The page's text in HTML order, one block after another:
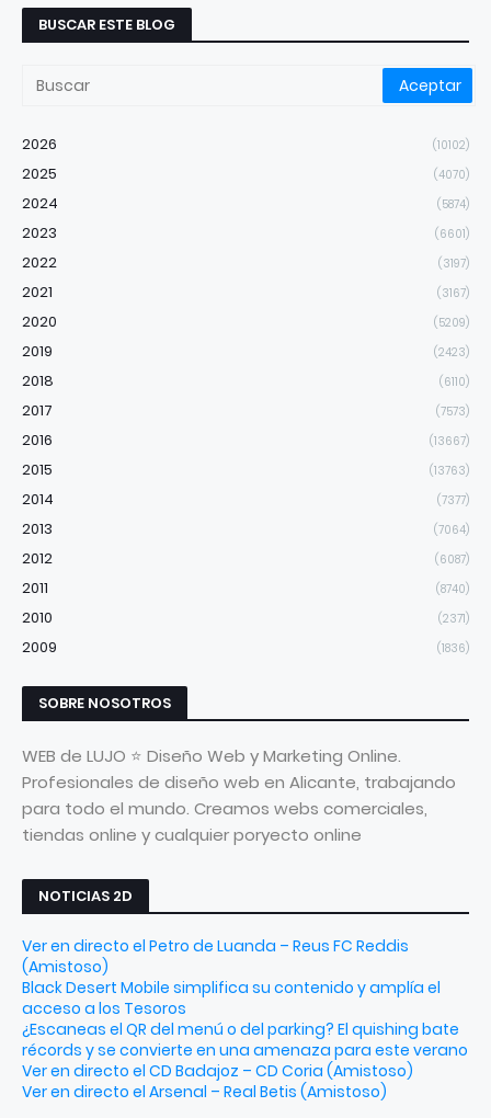
BUSCAR ESTE BLOG
2026 (10102)
2025 (4070)
2024 (5874)
2023 (6601)
2022 (3197)
2021 (3167)
2020 (5209)
2019 (2423)
2018 (6110)
2017 (7573)
2016 (13667)
2015 (13763)
2014 (7377)
2013 (7064)
2012 (6087)
2011 (8740)
2010 (2371)
2009 (1836)
SOBRE NOSOTROS
WEB de LUJO ⭐ Diseño Web y Marketing Online.
Profesionales de diseño web en Alicante, trabajando
para todo el mundo. Creamos webs comerciales,
tiendas online y cualquier poryecto online
NOTICIAS 2D
Ver en directo el Petro de Luanda – Reus FC Reddis
(Amistoso)
Black Desert Mobile simplifica su contenido y amplía el
acceso a los Tesoros
¿Escaneas el QR del menú o del parking? El quishing bate
récords y se convierte en una amenaza para este verano
Ver en directo el CD Badajoz – CD Coria (Amistoso)
Ver en directo el Arsenal – Real Betis (Amistoso)